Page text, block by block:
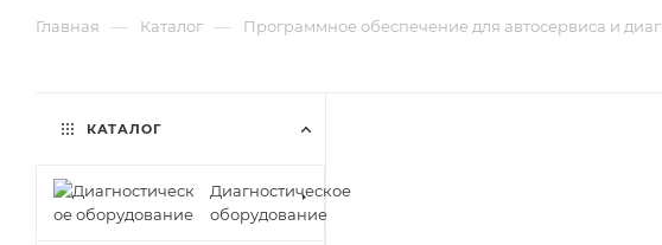
Главная — Каталог — Программное обеспечение для автосервиса и
КАТАЛОГ
Диагностическое
оборудование